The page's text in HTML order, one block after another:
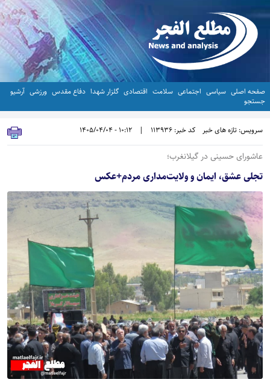
صفحه اصلی سیاسی اجتماعی سلامت اقتصادی گلزار شهدا دفاع مقدس ورزشی آرشیو
جستجو
سرویس: تازه های خبر کد خبر: 113936 |
10:12 - 1405/04/04
عاشورای حسینی در گیلانغرب؛
تجلی عشق، ایمان و ولایت‌مداری مردم+عکس